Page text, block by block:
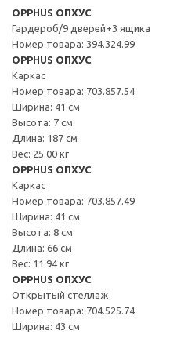
OPPHUS ОПХУС
Гардероб/9 дверей+3 ящика
Номер товара: 394.324.99
OPPHUS ОПХУС
Каркас
Номер товара: 703.857.54
Ширина: 41 см
Высота: 7 см
Длина: 187 см
Вес: 25.00 кг
OPPHUS ОПХУС
Каркас
Номер товара: 703.857.49
Ширина: 41 см
Высота: 8 см
Длина: 66 см
Вес: 11.94 кг
OPPHUS ОПХУС
Открытый стеллаж
Номер товара: 704.525.74
Ширина: 43 см